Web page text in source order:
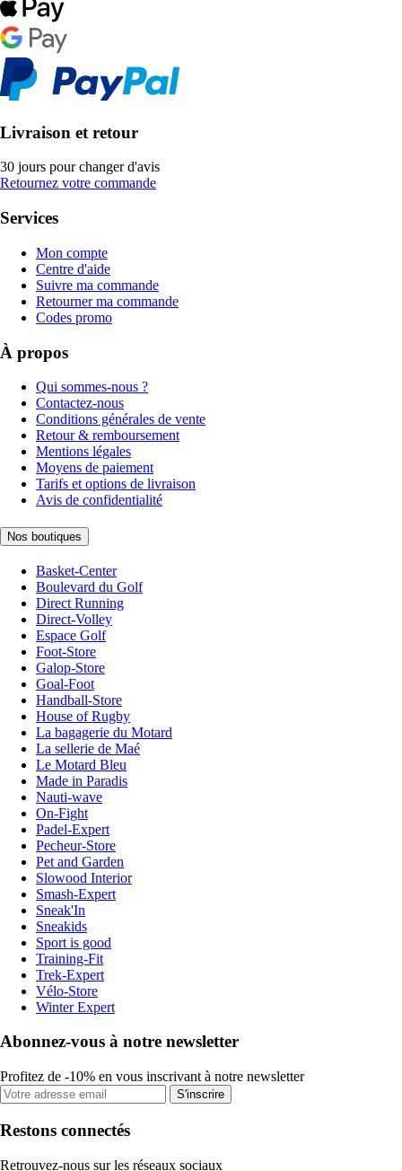
Livraison et retour
30 jours pour changer d'avis
Retournez votre commande
Services
Mon compte
Centre d'aide
Suivre ma commande
Retourner ma commande
Codes promo
À propos
Qui sommes-nous ?
Contactez-nous
Conditions générales de vente
Retour & remboursement
Mentions légales
Moyens de paiement
Tarifs et options de livraison
Avis de confidentialité
Nos boutiques
Basket-Center
Boulevard du Golf
Direct Running
Direct-Volley
Espace Golf
Foot-Store
Galop-Store
Goal-Foot
Handball-Store
House of Rugby
La bagagerie du Motard
La sellerie de Maé
Le Motard Bleu
Made in Paradis
Nauti-wave
On-Fight
Padel-Expert
Pecheur-Store
Pet and Garden
Slowood Interior
Smash-Expert
Sneak'In
Sneakids
Sport is good
Training-Fit
Trek-Expert
Vélo-Store
Winter Expert
Abonnez-vous à notre newsletter
Profitez de -10% en vous inscrivant à notre newsletter
S'inscrire
Restons connectés
Retrouvez-nous sur les réseaux sociaux